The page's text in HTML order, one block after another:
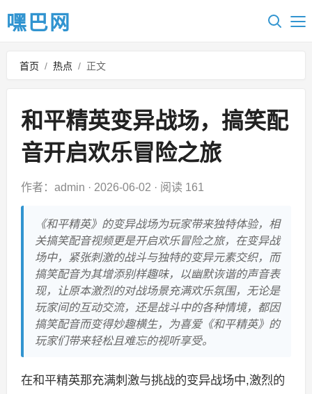
嘿巴网
首页 / 热点 / 正文
和平精英变异战场，搞笑配
音开启欢乐冒险之旅
作者：admin · 2026-06-02 · 阅读 161
《和平精英》的变异战场为玩家带来独特体验，相
关搞笑配音视频更是开启欢乐冒险之旅，在变异战
场中，紧张刺激的战斗与独特的变异元素交织，而
搞笑配音为其增添别样趣味，以幽默诙谐的声音表
现，让原本激烈的对战场景充满欢乐氛围，无论是
玩家间的互动交流，还是战斗中的各种情境，都因
搞笑配音而变得妙趣横生，为喜爱《和平精英》的
玩家们带来轻松且难忘的视听享受。
在和平精英那充满刺激与挑战的变异战场中,激烈的